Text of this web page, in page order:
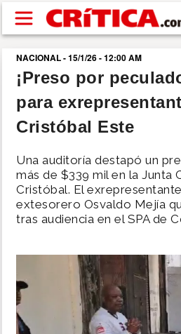
Pasar al contenido principal
buscar
SUCESOS
POLÍTICA
SHOW
MUNDO
NACIONAL - 15/1/26 - 12:00 AM
¡Preso por
para
Cristóbal Este
Una auditoría destapó un
más de $339 mil en la Junta
Cristóbal. El
extesorero Osvaldo Mejía
tras audiencia en el SPA de